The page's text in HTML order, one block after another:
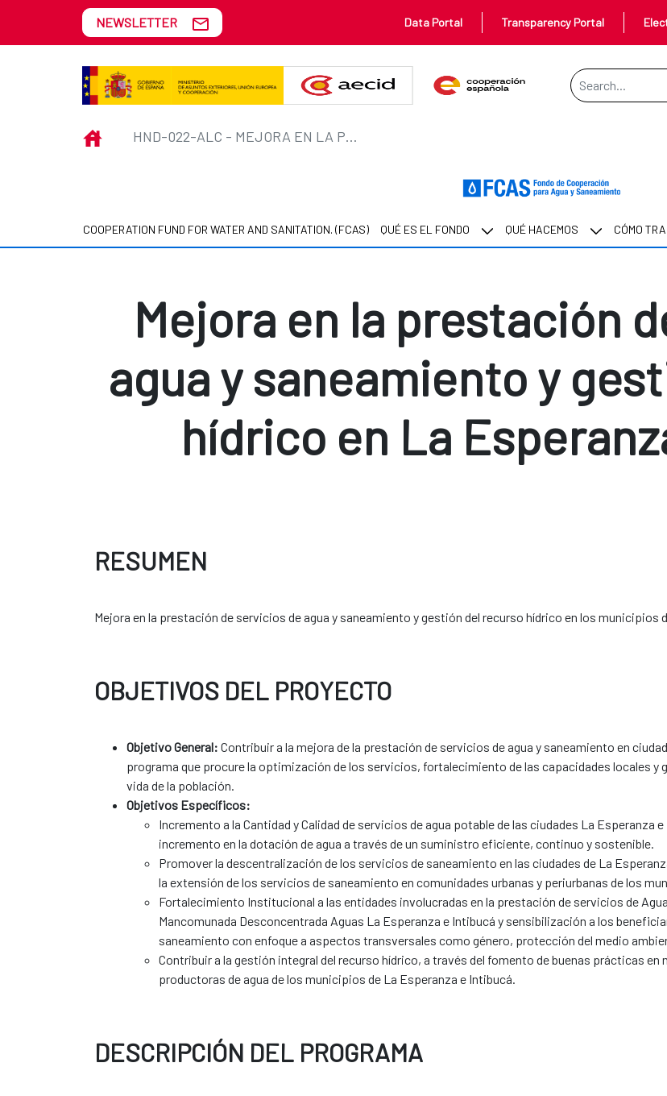
Skip to Main Content
HND-022-ALC - Mejora en la prestación de servicios de
NEWSLETTER Data Portal Transparency Portal
Search Bar
INICIO HND-022-ALC - MEJORA EN LA PRESTACIÓN DE SERVICIOS DE AGUA Y SANEAMIENTO Y GESTIÓN DEL RECURSO HÍDRICO EN LA ESPERANZA E INTIBUCÁ
COOPERATION FUND FOR WATER AND SANITATION. (FCAS) QUÉ ES EL FONDO QUÉ HACEMOS CÓMO
Mejora en la prestación
agua y saneamiento y
hídrico en La
RESUMEN
Mejora en la prestación de servicios de agua y saneamiento y gestión del recurso hídrico en los municipios
OBJETIVOS DEL PROYECTO
Objetivo General: Contribuir a la mejora de la prestación de servicios de agua y saneamiento en
programa que procure la optimización de los servicios, fortalecimiento de las capacidades locales y
vida de la población.
Objetivos Específicos:
Incremento a la Cantidad y Calidad de servicios de agua potable de las ciudades La Esperanza
incremento en la dotación de agua a través de un suministro eficiente, continuo y sostenible.
Promover la descentralización de los servicios de saneamiento en las ciudades de La
la extensión de los servicios de saneamiento en comunidades urbanas y periurbanas de los
Fortalecimiento Institucional a las entidades involucradas en la prestación de servicios de
Mancomunada Desconcentrada Aguas La Esperanza e Intibucá y sensibilización a los
saneamiento con enfoque a aspectos transversales como género, protección del medio
Contribuir a la gestión integral del recurso hídrico, a través del fomento de buenas prácticas
productoras de agua de los municipios de La Esperanza e Intibucá.
DESCRIPCIÓN DEL PROGRAMA